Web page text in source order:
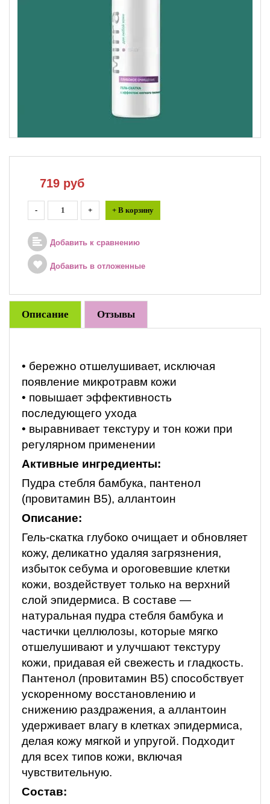
719 руб
- + + В корзину
Добавить к сравнению
Добавить в отложенные
Описание Отзывы
• бережно отшелушивает, исключая
появление микротравм кожи
• повышает эффективность
последующего ухода
• выравнивает текстуру и тон кожи при
регулярном применении
Активные ингредиенты:
Пудра стебля бамбука, пантенол
(провитамин В5), аллантоин
Описание:
Гель-скатка глубоко очищает и обновляет
кожу, деликатно удаляя загрязнения,
избыток себума и ороговевшие клетки
кожи, воздействует только на верхний
слой эпидермиса. В составе —
натуральная пудра стебля бамбука и
частички целлюлозы, которые мягко
отшелушивают и улучшают текстуру
кожи, придавая ей свежесть и гладкость.
Пантенол (провитамин В5) способствует
ускоренному восстановлению и
снижению раздражения, а аллантоин
удерживает влагу в клетках эпидермиса,
делая кожу мягкой и упругой. Подходит
для всех типов кожи, включая
чувствительную.
Состав: